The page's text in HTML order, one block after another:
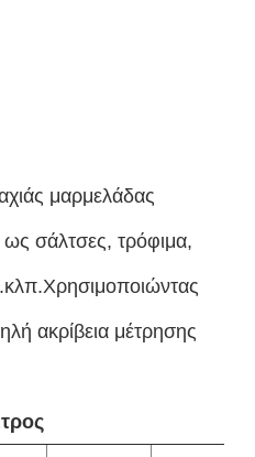
μαρμελάδας
ως σάλτσες, τρόφιμα,
ακρίβεια μέτρησης